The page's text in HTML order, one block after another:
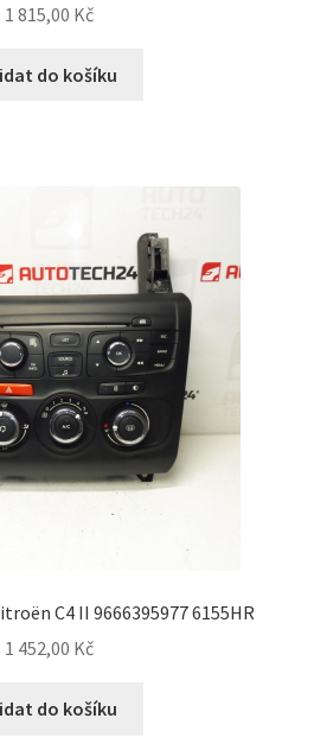
1 815,00 Kč
do košíku
C4 II 9666395977 6155HR
1 452,00 Kč
do košíku